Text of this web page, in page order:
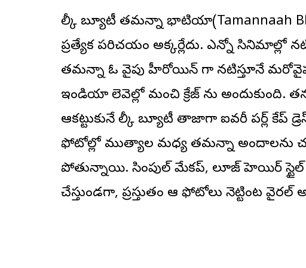
మిల్కీ బ్యూటీ త‌మ‌న్నా భాటియా(Tamannaah
ప్ర‌త్యేక ప‌రిచ‌యం అక్క‌ర్లేదు. ఎన్నో సినిమాల్లో
త‌మ‌న్నా ఓ వైపు హీరోయిన్ గా న‌టిస్తూనే
ఇండియా లెవెల్లో మంచి క్రేజ్ ను అందుకుంది.
ఆక‌ట్టుకునే మిల్కీ బ్యూటీ తాజాగా ఐవ‌రీ ప‌ర్ల్
ఫోటోల్లో ముత్యాల మ‌ధ్య త‌మ‌న్నా అందాల‌ను
పోతున్నాయి. సింపుల్ మేక‌ప్, లూజ్ హెయిర్
చేస్తుండ‌గా, ప్ర‌స్తుతం ఆ ఫోటోలు నెట్టింట